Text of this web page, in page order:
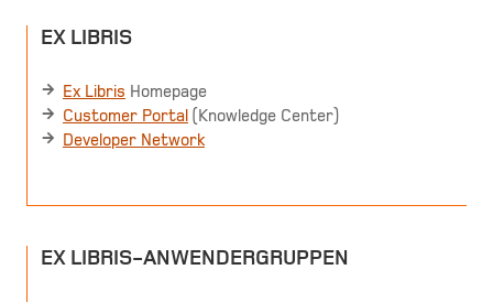
EX LIBRIS
Ex Libris Homepage
Customer Portal (Knowledge Center)
Developer Network
EX LIBRIS-ANWENDERGRUPPEN